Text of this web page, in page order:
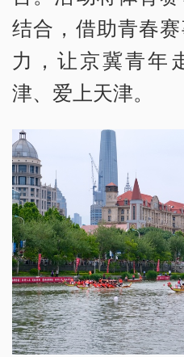
结合，借助青春
力，让京冀青年
津、爱上天津。